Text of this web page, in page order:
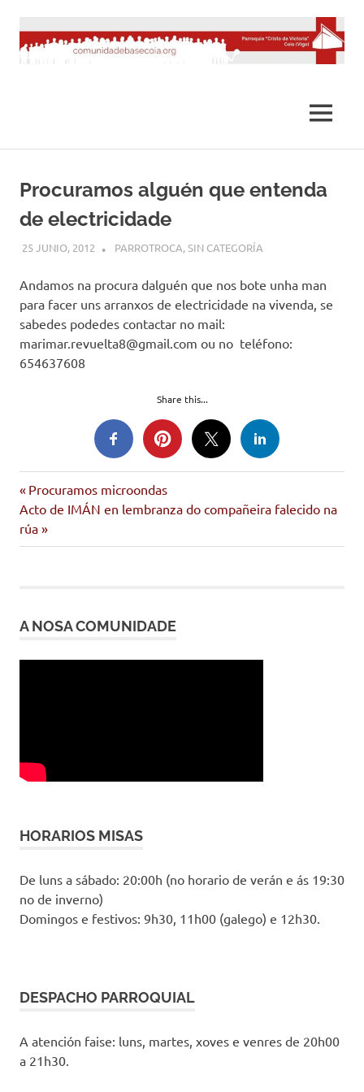
contenido
MENÚ
Procuramos alguén que entenda
de electricidade
25 JUNIO, 2012 DESARROLLO
PARROTROCA,SIN CATEGORÍA
Andamos na procura dalguén que nos bote unha man
para facer uns arranxos de electricidade na vivenda, se
sabedes podedes contactar no mail:
marimar.revuelta8@gmail.com ou no teléfono:
654637608
Share this...
Navegación
de
Entrada
anterior:
Procuramos microondas
Siguiente
entrada:
Acto de IMÁN en lembranza do compañeira falecido na
rúa
A NOSA COMUNIDADE
HORARIOS MISAS
De luns a sábado: 20:00h (no horario de verán e ás 19:30
no de inverno)
Domingos e festivos: 9h30, 11h00 (galego) e 12h30.
DESPACHO PARROQUIAL
A atención faise: luns, martes, xoves e venres de 20h00
a 21h30.